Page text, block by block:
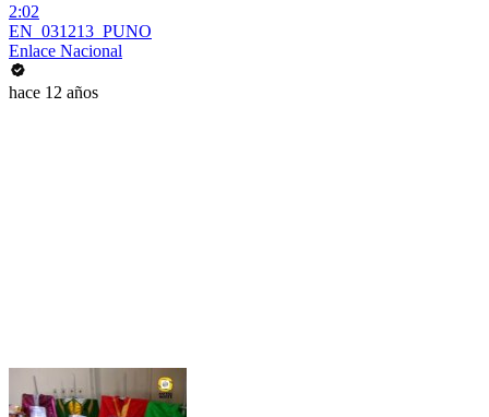
2:02
EN_031213_PUNO
Enlace Nacional
hace 12 años